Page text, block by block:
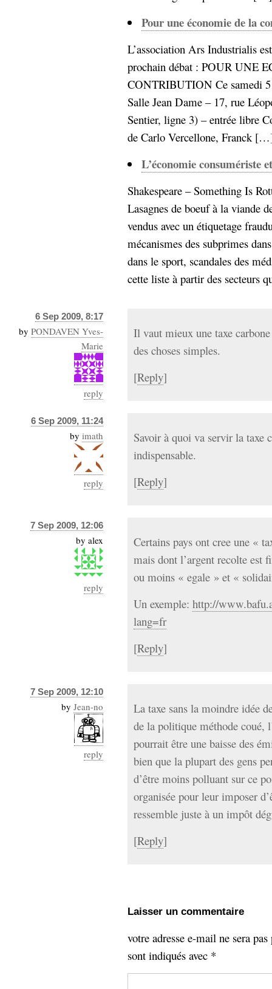
Pour une économie de la
L’association Ars Industrialis
prochain débat : POUR UNE
CONTRIBUTION Ce samedi 5
Salle Jean Dame – 17, rue
Sentier, ligne 3) – entrée libre
de Carlo Vercellone, Franck
L’économie consumériste
Shakespeare – Something Is
Lasagnes de boeuf à la viande
vendus avec un étiquetage
mécanismes des subprimes
dans le sport, scandales des
cette liste à partir des secteurs
6 Sep 2009, 8:17
by PONDAVEN Yves-
Marie
reply
Il vaut mieux une taxe
des choses simples.
[Reply]
6 Sep 2009, 11:24
by imath
reply
Savoir à quoi va servir la taxe
indispensable.
[Reply]
7 Sep 2009, 12:06
by alex
reply
Certains pays ont cree une «
mais dont l’argent recolte est
ou moins « egale » et «
Un exemple: http://
lang=fr
[Reply]
7 Sep 2009, 12:10
by Jean-no
reply
La taxe sans la moindre idée
de la politique méthode coué,
pourrait être une baisse des
bien que la plupart des gens
d’être moins polluant sur ce
organisée pour leur imposer
ressemble juste à un impôt
[Reply]
Laisser un commentaire
votre adresse e-mail ne sera
sont indiqués avec *